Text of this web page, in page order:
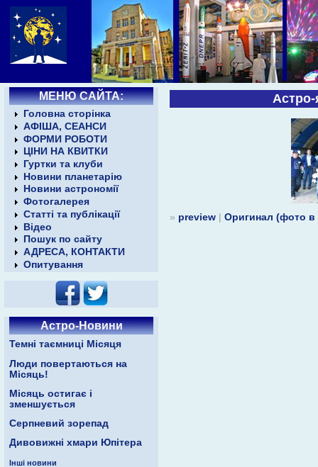
МЕНЮ САЙТА:
Головна сторінка
АФІША, СЕАНСИ
ФОРМИ РОБОТИ
ЦІНИ НА КВИТКИ
Гуртки та клуби
Новини планетарію
Новини астрономії
Фотогалерея
Статті та публікації
Відео
Пошук по сайту
АДРЕСА, КОНТАКТИ
Опитування
Астро-Новини
Темні таємниці Місяця
Люди повертаються на
Місяць!
Місяць остигає і
зменшується
Серпневий зорепад
Дивовижні хмари Юпітера
Інші новини
» preview Оригинал (фото